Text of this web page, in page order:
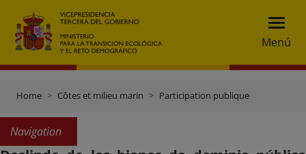
Menú
Home Côtes et milieu marin Participation publique
Navigation